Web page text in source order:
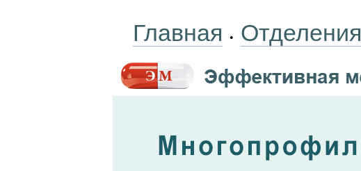
Главная • Отделения